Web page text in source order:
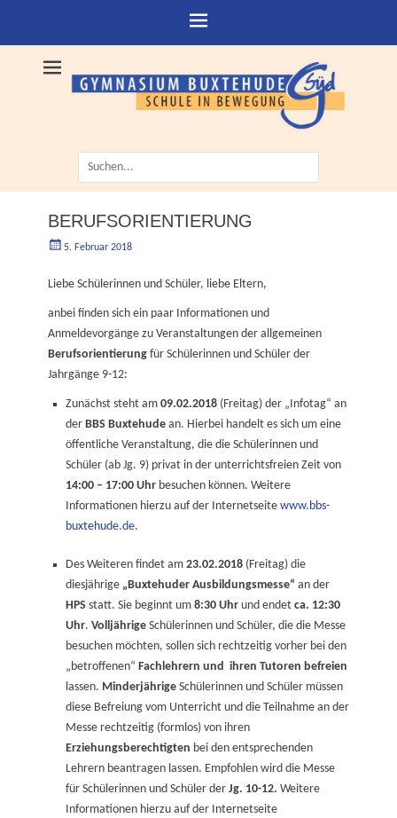
Suche
nach:
BERUFSORIENTIERUNG
Geschrieben
5. Februar 2018
Liebe Schülerinnen und Schüler, liebe Eltern,
anbei finden sich ein paar Informationen und
Anmeldevorgänge zu Veranstaltungen der allgemeinen
Berufsorientierung für Schülerinnen und Schüler der
Jahrgänge 9-12:
Zunächst steht am 09.02.2018 (Freitag) der „Infotag“ an
der BBS Buxtehude an. Hierbei handelt es sich um eine
öffentliche Veranstaltung, die die Schülerinnen und
Schüler (ab Jg. 9) privat in der unterrichtsfreien Zeit von
14:00 – 17:00 Uhr besuchen können. Weitere
Informationen hierzu auf der Internetseite www.bbs-
buxtehude.de.
Des Weiteren findet am 23.02.2018 (Freitag) die
diesjährige „Buxtehuder Ausbildungsmesse“ an der
HPS statt. Sie beginnt um 8:30 Uhr und endet ca. 12:30
Uhr. Volljährige Schülerinnen und Schüler, die die Messe
besuchen möchten, sollen sich rechtzeitig vorher bei den
„betroffenen“ Fachlehrern und ihren Tutoren befreien
lassen. Minderjährige Schülerinnen und Schüler müssen
diese Befreiung vom Unterricht und die Teilnahme an der
Messe rechtzeitig (formlos) von ihren
Erziehungsberechtigten bei den entsprechenden
Lehrern beantragen lassen. Empfohlen wird die Messe
für Schülerinnen und Schüler der Jg. 10-12. Weitere
Informationen hierzu auf der Internetseite